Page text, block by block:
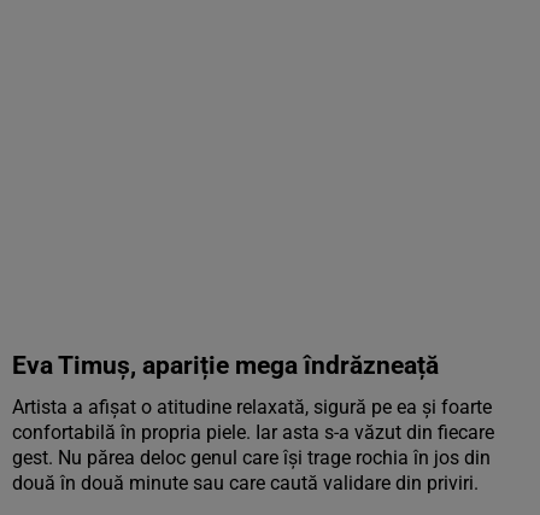
Eva Timuș, apariție mega îndrăzneață
Artista a afișat o atitudine relaxată, sigură pe ea și foarte
confortabilă în propria piele. Iar asta s-a văzut din fiecare
gest. Nu părea deloc genul care își trage rochia în jos din
două în două minute sau care caută validare din priviri.